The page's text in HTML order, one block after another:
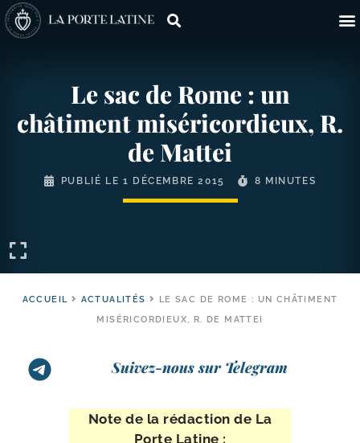
Le sac de Rome : un
châtiment miséricordieux, R.
de Mattei
PUBLIÉ LE 1 DÉCEMBRE 2015 8 MINUTES
ACCUEIL ACTUALITÉS
LE SAC DE ROME : UN CHÂTIMENT
MISÉRICORDIEUX, R. DE MATTEI
Suivez-nous sur Telegram
Note de la rédac­tion de La
Porte Latine :